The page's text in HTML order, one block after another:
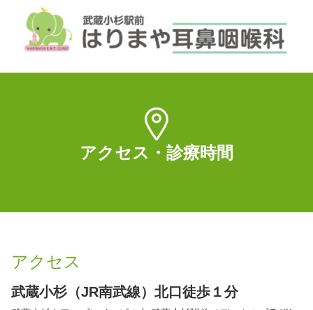
アクセス・診療時間
アクセス
武蔵小杉（JR南武線）北口徒歩１分